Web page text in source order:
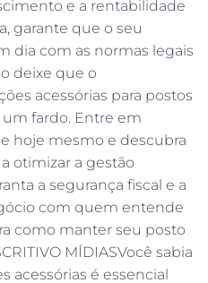
e a rentabilidade
garante que o seu
dia com as normas legais
deixe que o
acessórias para postos
fardo. Entre em
hoje mesmo e descubra
otimizar a gestão
a segurança fiscal e a
com quem entende
como manter seu posto
MÍDIASVocê sabia
acessórias é essencial